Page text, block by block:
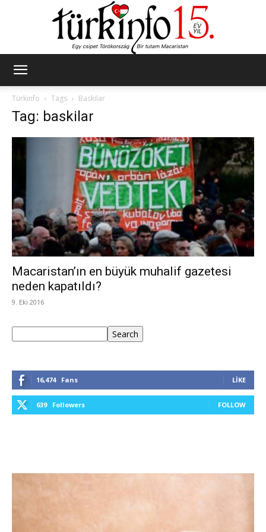
Türkinfo
Tags Baskilar
Tag: baskilar
Macaristan’ın en büyük muhalif gazetesi
neden kapatıldı?
9. Eki 2016
Search
16,474 Fans LIKE
639 Followers FOLLOW